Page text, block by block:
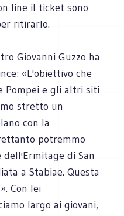
line il ticket sono
ritirarlo.
Giovanni Guzzo ha
«L'obiettivo che
Pompei e gli altri siti
stretto un
con la
potremmo
di San
a Stabiae. Questa
Con lei
largo ai giovani,